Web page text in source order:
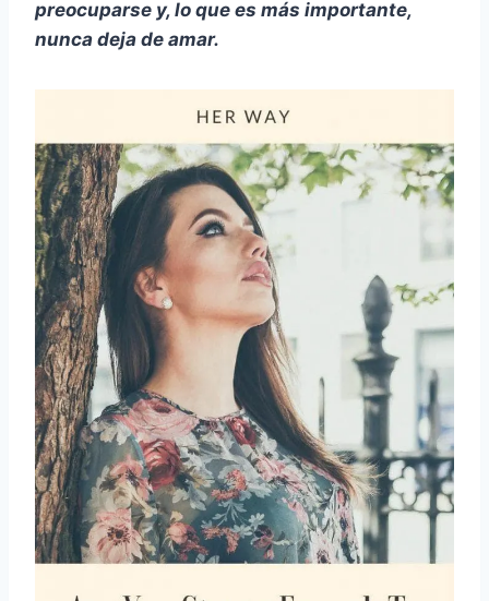
preocuparse y, lo que es más importante,
nunca deja de amar.